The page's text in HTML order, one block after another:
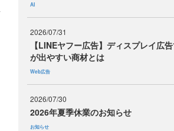
AI
2026/07/31
【LINEヤフー広告】ディスプレイ広
が出やすい商材とは
Web広告
2026/07/30
2026年夏季休業のお知らせ
お知らせ